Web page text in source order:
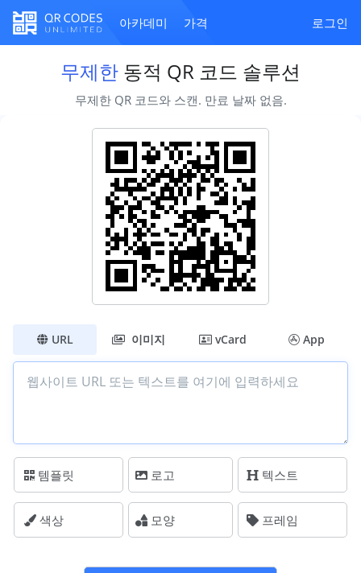
아카데미 가격 로그인
무제한 동적 QR 코드 솔루션
무제한 QR 코드와 스캔. 만료 날짜 없음.
URL 이미지 vCard App
템플릿 로고 텍스트
색상 모양 프레임